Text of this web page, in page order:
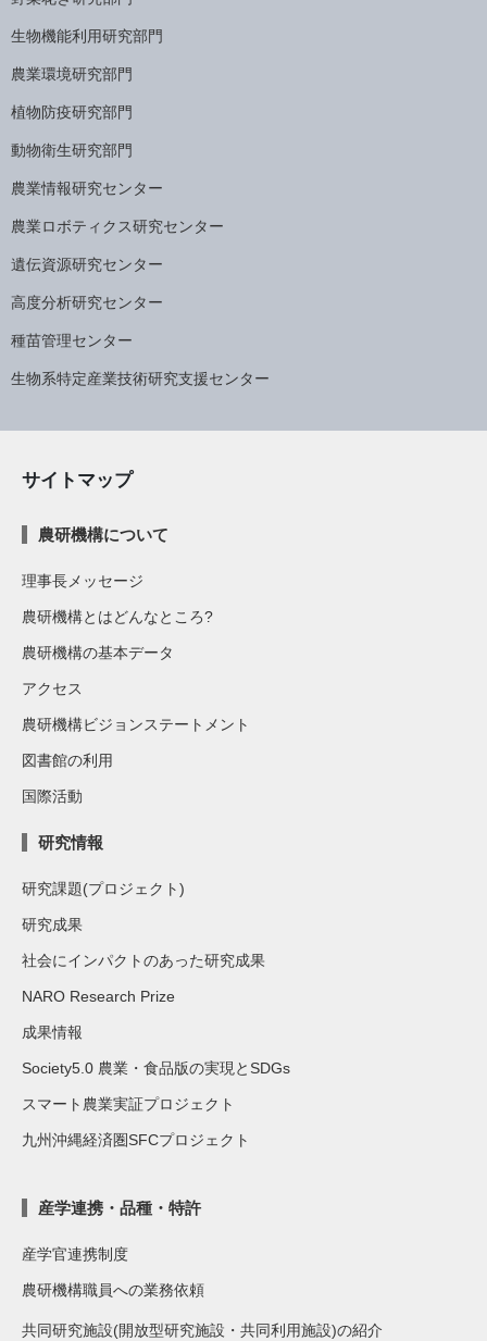
生物機能利用研究部門
農業環境研究部門
植物防疫研究部門
動物衛生研究部門
農業情報研究センター
農業ロボティクス研究センター
遺伝資源研究センター
高度分析研究センター
種苗管理センター
生物系特定産業技術研究支援センター
サイトマップ
農研機構について
理事長メッセージ
農研機構とはどんなところ?
農研機構の基本データ
アクセス
農研機構ビジョンステートメント
図書館の利用
国際活動
研究情報
研究課題(プロジェクト)
研究成果
社会にインパクトのあった研究成果
NARO Research Prize
成果情報
Society5.0 農業・食品版の実現とSDGs
スマート農業実証プロジェクト
九州沖縄経済圏SFCプロジェクト
産学連携・品種・特許
産学官連携制度
農研機構職員への業務依頼
共同研究施設(開放型研究施設・共同利用施設)の紹介